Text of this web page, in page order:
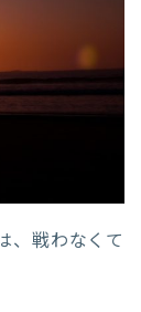
、戦わなくて